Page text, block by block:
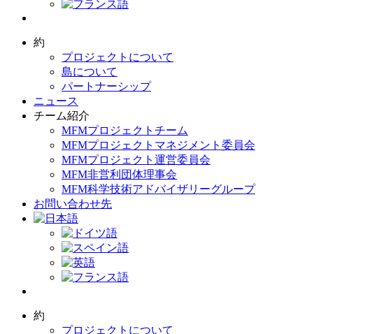
約
プロジェクトについて
島について
パートナーシップ
ニュース
チーム紹介
MFMプロジェクトチーム
MFMプロジェクトマネジメント委員会
MFMプロジェクト運営委員会
MFM非営利団体理事会
MFM科学技術アドバイザリーグループ
お問い合わせ先
約
プロジェクトについて